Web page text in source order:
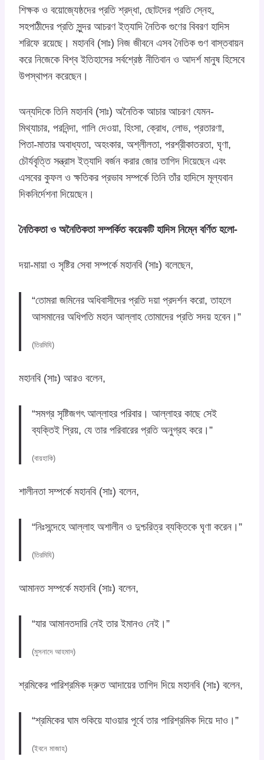
শিক্ষক ও বয়োজ্যেষ্ঠদের প্রতি শ্রদ্ধা, ছোটদের প্রতি স্নেহ,
সহপাঠীদের প্রতি সুন্দর আচরণ ইত্যাদি নৈতিক গুণের বিবরণ হাদিস
শরিফে রয়েছে। মহানবি (সাঃ) নিজ জীবনে এসব নৈতিক গুণ বাস্তবায়ন
করে নিজেকে বিশ্ব ইতিহাসের সর্বশ্রেষ্ঠ নীতিবান ও আদর্শ মানুষ হিসেবে
উপস্থাপন করেছেন।
অন্যদিকে তিনি মহানবি (সাঃ) অনৈতিক আচার আচরণ যেমন-
মিথ্যাচার, পরনিন্দা, গালি দেওয়া, হিংসা, ক্রোধ, লোভ, প্রতারণা,
পিতা-মাতার অবাধ্যতা, অহংকার, অশ্লীলতা, পরশ্রীকাতরতা, ঘৃণা,
চৌর্যবৃত্তি সন্ত্রাস ইত্যাদি বর্জন করার জোর তাগিদ দিয়েছেন এবং
এসবের কুফল ও ক্ষতিকর প্রভাব সম্পর্কে তিনি তাঁর হাদিসে মূল্যবান
দিকনির্দেশনা দিয়েছেন।
নৈতিকতা ও অনৈতিকতা সম্পর্কিত কয়েকটি হাদিস নিম্নে বর্ণিত হলো-
দয়া-মায়া ও সৃষ্টির সেবা সম্পর্কে মহানবি (সাঃ) বলেছেন,
“তোমরা জমিনের অধিবাসীদের প্রতি দয়া প্রদর্শন করো, তাহলে
আসমানের অধিপতি মহান আল্লাহ তোমাদের প্রতি সদয় হবেন।”
(তিরমিযি)
মহানবি (সাঃ) আরও বলেন,
“সমগ্র সৃষ্টিজগৎ আল্লাহর পরিবার। আল্লাহর কাছে সেই
ব্যক্তিই প্রিয়, যে তার পরিবারের প্রতি অনুগ্রহ করে।”
(বায়হাকি)
শালীনতা সম্পর্কে মহানবি (সাঃ) বলেন,
“নিঃসন্দেহে আল্লাহ অশালীন ও দুশ্চরিত্র ব্যক্তিকে ঘৃণা করেন।”
(তিরমিযি)
আমানত সম্পর্কে মহানবি (সাঃ) বলেন,
“যার আমানতদারি নেই তার ইমানও নেই।”
(মুসনাদে আহমাদ)
শ্রমিকের পারিশ্রমিক দ্রুত আদায়ের তাগিদ দিয়ে মহানবি (সাঃ) বলেন,
“শ্রমিকের ঘাম শুকিয়ে যাওয়ার পূর্বে তার পারিশ্রমিক দিয়ে দাও।”
(ইবনে মাজাহ)